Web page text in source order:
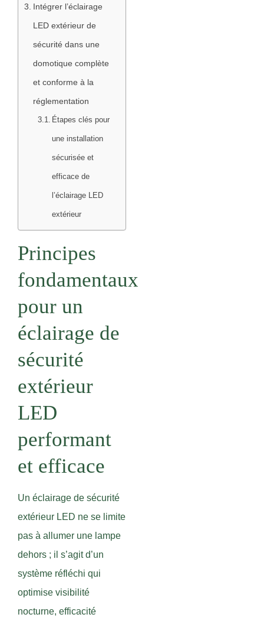
Intégrer l’éclairage
LED extérieur de
sécurité dans une
domotique complète
et conforme à la
réglementation
Étapes clés pour
une installation
sécurisée et
efficace de
l’éclairage LED
extérieur
Principes
fondamentaux
pour un
éclairage de
sécurité
extérieur
LED
performant
et efficace
Un éclairage de sécurité
extérieur LED ne se limite
pas à allumer une lampe
dehors ; il s’agit d’un
système réfléchi qui
optimise visibilité
nocturne, efficacité